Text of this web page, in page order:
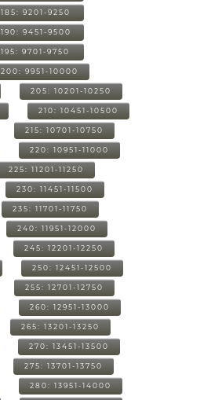
185: 9201-9250
190: 9451-9500
195: 9701-9750
200: 9951-10000
205: 10201-10250
210: 10451-10500
215: 10701-10750
220: 10951-11000
225: 11201-11250
230: 11451-11500
235: 11701-11750
240: 11951-12000
245: 12201-12250
250: 12451-12500
255: 12701-12750
260: 12951-13000
265: 13201-13250
270: 13451-13500
275: 13701-13750
280: 13951-14000